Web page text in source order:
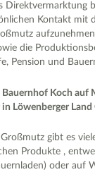
Direktvermarktung
Kontakt mit
die
Pension und
Bauernhof Koch auf
Löwenberger Land
gibt es
Produkte ,
oder auf